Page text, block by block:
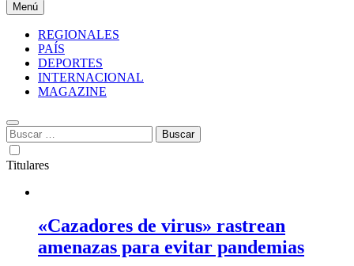
Menú
REGIONALES
PAÍS
DEPORTES
INTERNACIONAL
MAGAZINE
Buscar:
Titulares
«Cazadores de virus» rastrean
amenazas para evitar pandemias